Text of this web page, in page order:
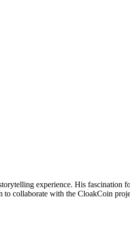
experience. His fascination
collaborate with the CloakCoin